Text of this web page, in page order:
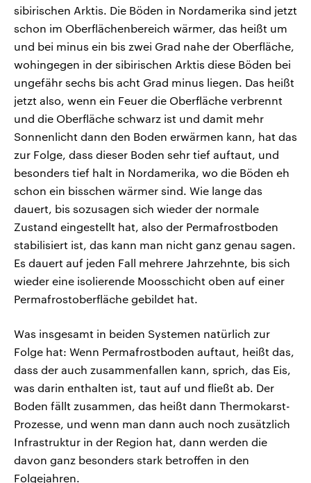
sibirischen Arktis. Die Böden in Nordamerika sind jetzt
schon im Oberflächenbereich wärmer, das heißt um
und bei minus ein bis zwei Grad nahe der Oberfläche,
wohingegen in der sibirischen Arktis diese Böden bei
ungefähr sechs bis acht Grad minus liegen. Das heißt
jetzt also, wenn ein Feuer die Oberfläche verbrennt
und die Oberfläche schwarz ist und damit mehr
Sonnenlicht dann den Boden erwärmen kann, hat das
zur Folge, dass dieser Boden sehr tief auftaut, und
besonders tief halt in Nordamerika, wo die Böden eh
schon ein bisschen wärmer sind. Wie lange das
dauert, bis sozusagen sich wieder der normale
Zustand eingestellt hat, also der Permafrostboden
stabilisiert ist, das kann man nicht ganz genau sagen.
Es dauert auf jeden Fall mehrere Jahrzehnte, bis sich
wieder eine isolierende Moosschicht oben auf einer
Permafrostoberfläche gebildet hat.
Was insgesamt in beiden Systemen natürlich zur
Folge hat: Wenn Permafrostboden auftaut, heißt das,
dass der auch zusammenfallen kann, sprich, das Eis,
was darin enthalten ist, taut auf und fließt ab. Der
Boden fällt zusammen, das heißt dann Thermokarst-
Prozesse, und wenn man dann auch noch zusätzlich
Infrastruktur in der Region hat, dann werden die
davon ganz besonders stark betroffen in den
Folgejahren.